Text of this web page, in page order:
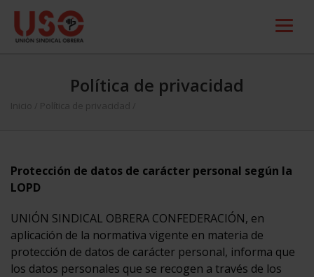
Política de privacidad
Inicio Política de privacidad
Protección de datos de carácter personal según la
LOPD
UNIÓN SINDICAL OBRERA CONFEDERACIÓN, en
aplicación de la normativa vigente en materia de
protección de datos de carácter personal, informa que
los datos personales que se recogen a través de los